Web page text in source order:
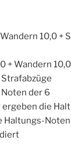
10,0 +
+ Wandern
der 6
die
Haltungs-